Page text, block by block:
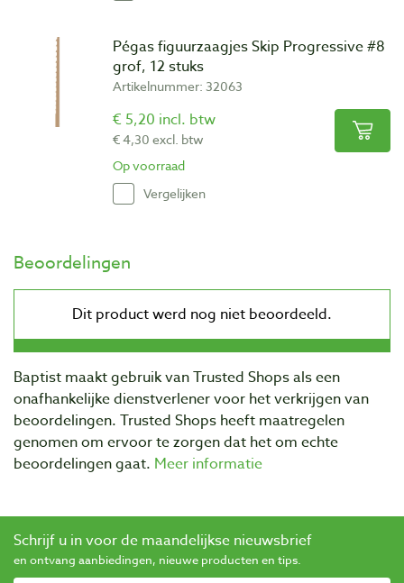
Pégas figuurzaagjes Skip Progressive #8
grof, 12 stuks
Artikelnummer: 32063
€ 5,20 incl. btw
€ 4,30 excl. btw
Op voorraad
Vergelijken
Beoordelingen
Baptist maakt gebruik van Trusted Shops als een
onafhankelijke dienstverlener voor het verkrijgen van
beoordelingen. Trusted Shops heeft maatregelen
genomen om ervoor te zorgen dat het om echte
beoordelingen gaat. Meer informatie
Schrijf u in voor de maandelijkse nieuwsbrief
en ontvang aanbiedingen, nieuwe producten en tips.